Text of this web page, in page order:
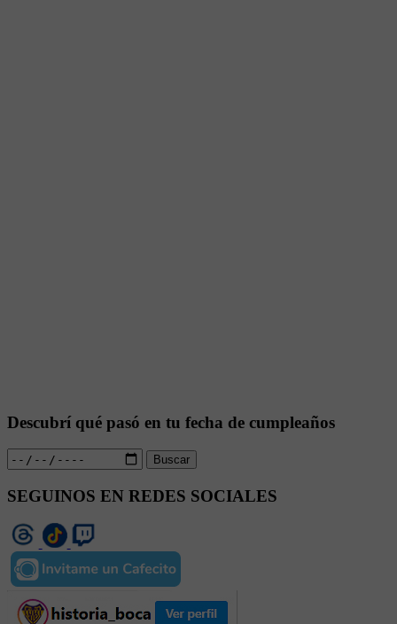
Descubrí qué pasó en tu fecha de cumpleaños
Buscar
SEGUINOS EN REDES SOCIALES